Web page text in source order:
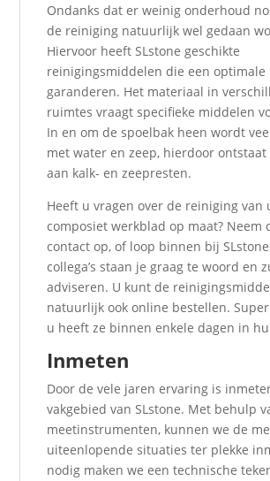
Ondanks dat er weinig onderhoud
de reiniging natuurlijk wel gedaan
Hiervoor heeft SLstone geschikte
reinigingsmiddelen die een
garanderen. Het materiaal in
ruimtes vraagt specifieke middelen
In en om de spoelbak heen wordt
met water en zeep, hierdoor ontstaat
aan kalk- en zeepresten.
Heeft u vragen over de reiniging van
composiet werkblad op maat? Neem
contact op, of loop binnen bij
collega’s staan je graag te woord en
adviseren. U kunt de
natuurlijk ook online bestellen.
u heeft ze binnen enkele dagen in
Inmeten
Door de vele jaren ervaring is
vakgebied van SLstone. Met behulp
meetinstrumenten, kunnen we de
uiteenlopende situaties ter plekke
nodig maken we een technische